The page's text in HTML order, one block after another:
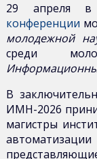
29 апреля
конференции
молодежной
среди
В
ИМН-2026
магистры